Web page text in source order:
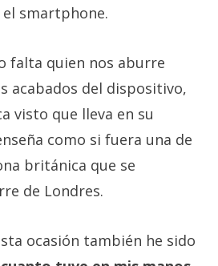
smartphone.
falta quien nos aburre
acabados del dispositivo,
visto que lleva en su
como si fuera una de
británica que se
de Londres.
ocasión también he sido